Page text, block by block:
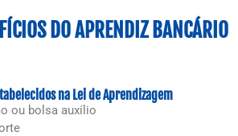
DO APRENDIZ BANCÁRIO
na Lei de Aprendizagem
ou bolsa auxílio